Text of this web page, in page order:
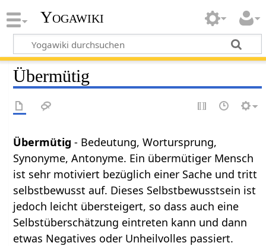
Yogawiki
Übermütig
Übermütig- Bedeutung, Wortursprung,
Synonyme, Antonyme. Ein übermütiger Mensch
ist sehr motiviert bezüglich einer Sache und tritt
selbstbewusst auf. Dieses Selbstbewusstsein ist
jedoch leicht übersteigert, so dass auch eine
Selbstüberschätzung eintreten kann und dann
etwas Negatives oder Unheilvolles passiert.